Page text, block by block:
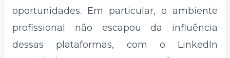
oportunidades. Em particular, o ambiente
profissional não escapou da influência
dessas plataformas, com o LinkedIn